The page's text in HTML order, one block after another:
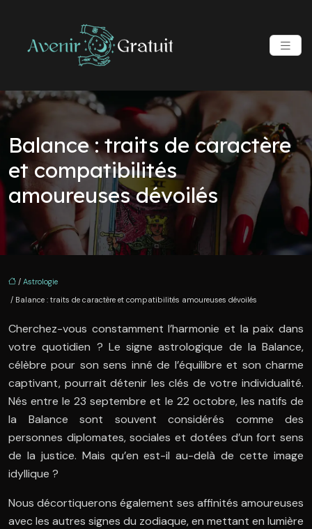
Balance : traits de caractère
et compatibilités
amoureuses dévoilés
/ Astrologie
/ Balance : traits de caractère et compatibilités amoureuses dévoilés
Cherchez-vous constamment l’harmonie et la paix dans
votre quotidien ? Le signe astrologique de la Balance,
célèbre pour son sens inné de l’équilibre et son charme
captivant, pourrait détenir les clés de votre individualité.
Nés entre le 23 septembre et le 22 octobre, les natifs de
la Balance sont souvent considérés comme des
personnes diplomates, sociales et dotées d’un fort sens
de la justice. Mais qu’en est-il au-delà de cette image
idyllique ?
Nous décortiquerons également ses affinités amoureuses
avec les autres signes du zodiaque, en mettant en lumière